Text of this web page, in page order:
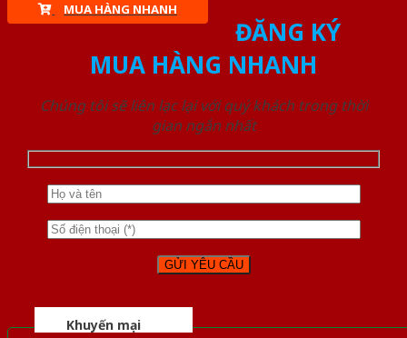
MUA HÀNG NHANH
ĐĂNG KÝ
MUA HÀNG NHANH
Chúng tôi sẽ liên lạc lại với quý khách trong thời
gian ngắn nhất
Khuyến mại